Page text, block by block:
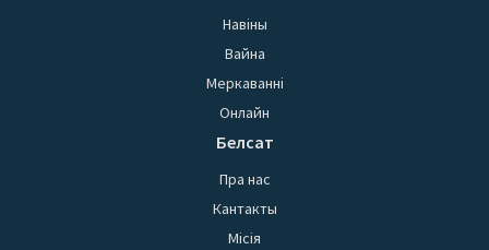
Навіны
Вайна
Меркаванні
Онлайн
Белсат
Пра нас
Кантакты
Місія